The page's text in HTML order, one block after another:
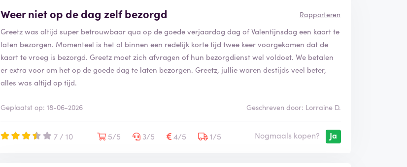
Weer niet op de dag zelf bezorgd Rapporteren
Greetz was altijd super betrouwbaar qua op de goede verjaardag dag of Valentijnsdag een kaart te
laten bezorgen. Momenteel is het al binnen een redelijk korte tijd twee keer voorgekomen dat de
kaart te vroeg is bezorgd. Greetz moet zich afvragen of hun bezorgdienst wel voldoet. We betalen
er extra voor om het op de goede dag te laten bezorgen. Greetz, jullie waren destijds veel beter,
alles was altijd op tijd.
Geplaatst op: 18-06-2026 Geschreven door: Lorraine D.
7 / 10 5/5 3/5 4/5 1/5 Nogmaals kopen? Ja